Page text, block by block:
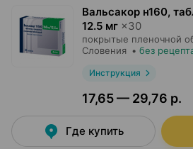
Вальсакор н160,
12.5 мг ×30
покрытые пленочной
Словения • без
Инструкция
17,65 — 29,76 р.
Где купить